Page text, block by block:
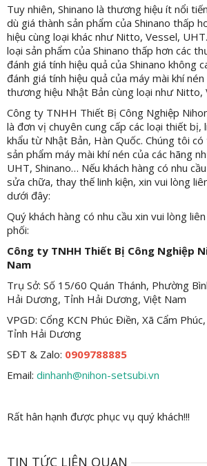
Tuy nhiên, Shinano là thương hiệu ít nổi
dù giá thành sản phẩm của Shinano thấp
hiệu cùng loại khác như Nitto, Vessel,
loại sản phẩm của Shinano thấp hơn các
đánh giá tính hiệu quả của Shinano không
đánh giá tính hiệu quả của máy mài khí
thương hiệu Nhật Bản cùng loại như Nitto,
Công ty TNHH Thiết Bị Công Nghiệp
là đơn vị chuyên cung cấp các loại thiết bị,
khẩu từ Nhật Bản, Hàn Quốc. Chúng tôi có
sản phẩm máy mài khí nén của các hãng
UHT, Shinano… Nếu khách hàng có nhu
sửa chữa, thay thế linh kiện, xin vui lòng
dưới đây:
Quý khách hàng có nhu cầu xin vui lòng
phối:
Công ty TNHH Thiết Bị Công Nghiệp
Nam
Trụ Sở: Số 15/60 Quán Thánh, Phường
Hải Dương, Tỉnh Hải Dương, Việt Nam
VPGD: Cổng KCN Phúc Điền, Xã Cẩm
Tỉnh Hải Dương
SĐT & Zalo: 0909788885
Email: dinhanh@nihon-setsubi.vn
Rất hân hạnh được phục vụ quý khách!!!
TIN TỨC LIÊN QUAN